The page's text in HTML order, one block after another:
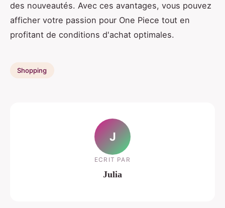
des nouveautés. Avec ces avantages, vous pouvez
afficher votre passion pour One Piece tout en
profitant de conditions d'achat optimales.
Shopping
J
ECRIT PAR
Julia